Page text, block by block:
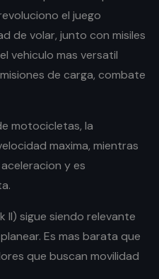
el juego
de volar, junto con misiles
vehiculo mas versatil
de carga, combate
motocicletas, la
maxima, mientras
y es
II) sigue siendo relevante
Es mas barata que
que buscan movilidad